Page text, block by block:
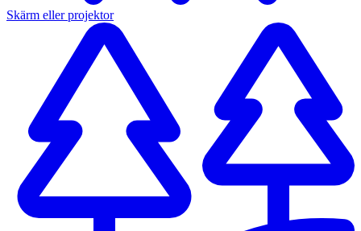
Skärm eller projektor